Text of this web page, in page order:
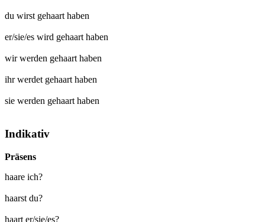
du wirst gehaart haben
er/sie/es wird gehaart haben
wir werden gehaart haben
ihr werdet gehaart haben
sie werden gehaart haben
Indikativ
Präsens
haare ich?
haarst du?
haart er/sie/es?